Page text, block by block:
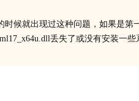
候就出现过这种问题，如果是第
丢失了或没有安装一些